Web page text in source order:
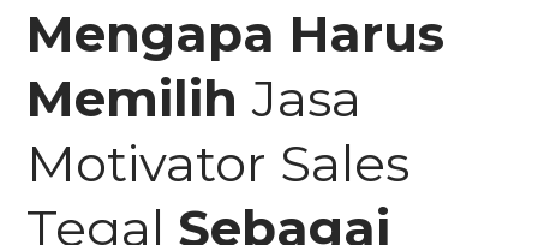
Mengapa Harus
MemilihJasa
Motivator Sales
Tegal Sebagai